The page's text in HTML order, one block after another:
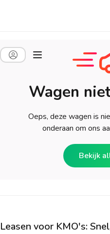
Wagen
Oeps, deze wagen is
onderaan om ons
Bekijk
Leasen voor KMO's: